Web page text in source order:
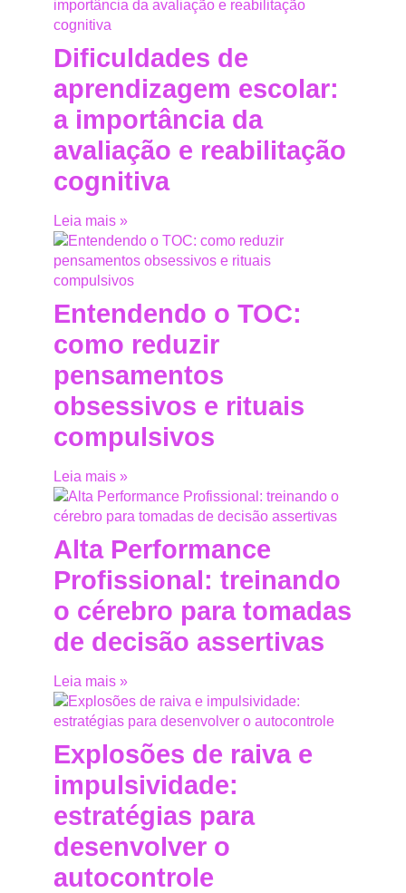
Dificuldades de
aprendizagem escolar:
a importância da
avaliação e reabilitação
cognitiva
Leia mais »
Entendendo o TOC:
como reduzir
pensamentos
obsessivos e rituais
compulsivos
Leia mais »
Alta Performance
Profissional: treinando
o cérebro para tomadas
de decisão assertivas
Leia mais »
Explosões de raiva e
impulsividade:
estratégias para
desenvolver o
autocontrole